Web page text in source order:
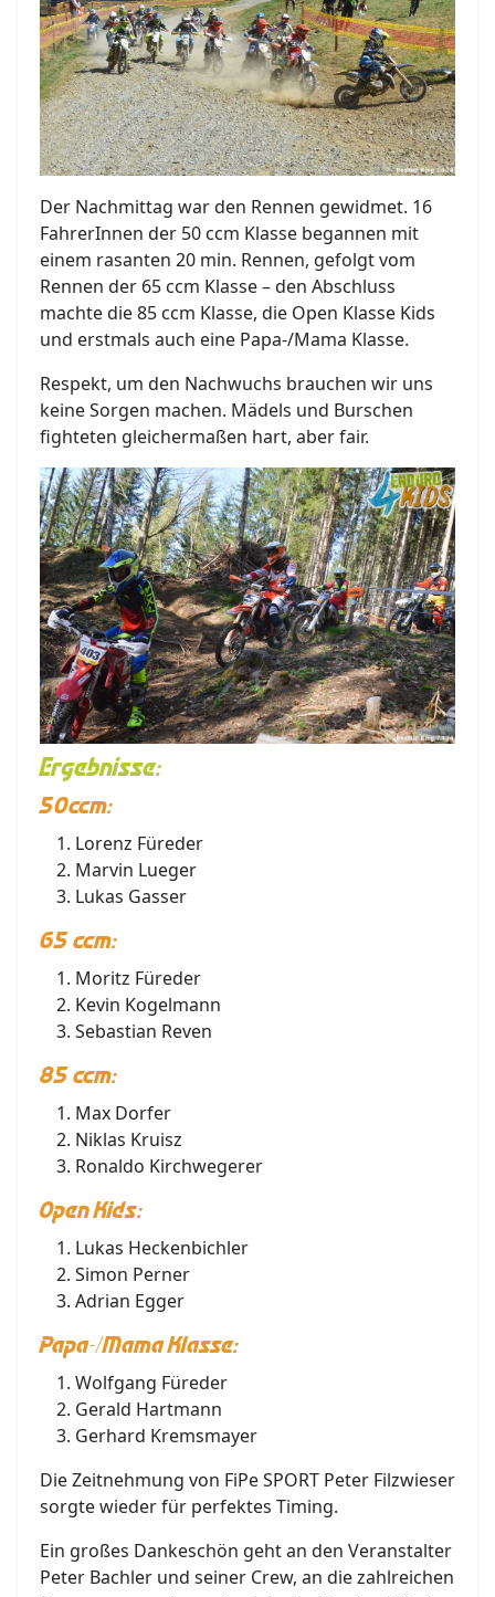
Der Nachmittag war den Rennen gewidmet. 16
FahrerInnen der 50 ccm Klasse begannen mit
einem rasanten 20 min. Rennen, gefolgt vom
Rennen der 65 ccm Klasse – den Abschluss
machte die 85 ccm Klasse, die Open Klasse Kids
und erstmals auch eine Papa-/Mama Klasse.
Respekt, um den Nachwuchs brauchen wir uns
keine Sorgen machen. Mädels und Burschen
fighteten gleichermaßen hart, aber fair.
Ergebnisse:
50ccm:
Lorenz Füreder
Marvin Lueger
Lukas Gasser
65 ccm:
Moritz Füreder
Kevin Kogelmann
Sebastian Reven
85 ccm:
Max Dorfer
Niklas Kruisz
Ronaldo Kirchwegerer
Open Kids:
Lukas Heckenbichler
Simon Perner
Adrian Egger
Papa-/Mama Klasse:
Wolfgang Füreder
Gerald Hartmann
Gerhard Kremsmayer
Die Zeitnehmung von FiPe SPORT Peter Filzwieser
sorgte wieder für perfektes Timing.
Ein großes Dankeschön geht an den Veranstalter
Peter Bachler und seiner Crew, an die zahlreichen